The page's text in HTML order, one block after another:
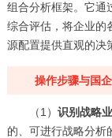
组合分析框架。它通
综合评估，将企业的
源配置提供直观的决
操作步骤与国
（1） 识别战略
的、可进行战略分析